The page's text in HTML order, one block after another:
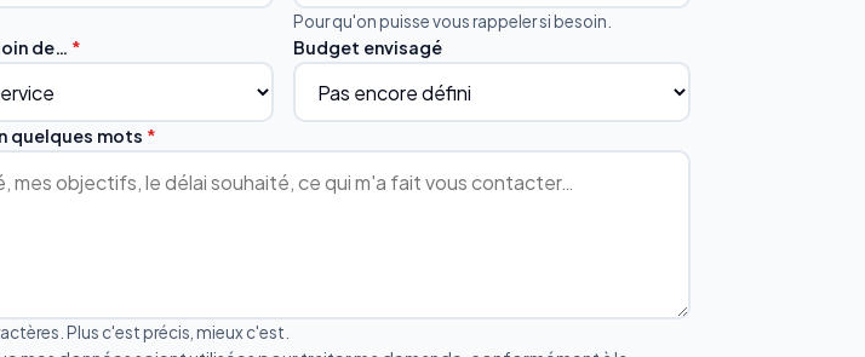
Pour qu'on puisse vous rappeler si besoin.
de… * Budget envisagé
quelques mots *
Plus c'est précis, mieux c'est.